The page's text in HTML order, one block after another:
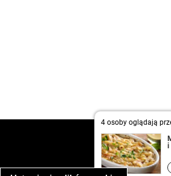
4 osoby oglądają
i
kontakt
regulamin
informacja o